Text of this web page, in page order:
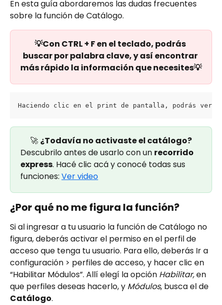
En esta guía abordaremos las dudas frecuentes
sobre la función de Catálogo.
💡Con CTRL + F en el teclado, podrás
buscar por palabra clave, y así encontrar
más rápido la información que necesites💡
Haciendo clic en el print de pantalla, podrás ver la
🚀 ¿Todavía no activaste el catálogo?
Descubrilo antes de usarlo con un recorrido
express. Hacé clic acá y conocé todas sus
funciones: Ver video
¿Por qué no me figura la función?
Si al ingresar a tu usuario la función de Catálogo no
figura, deberás activar el permiso en el perfil de
acceso que tenga tu usuario. Para ello, deberás Ir a
configuración > perfiles de acceso, y hacer clic en
“Habilitar Módulos”. Allí elegí la opción Habilitar, en
que perfiles deseas hacerlo, y Módulos, busca el de
Catálogo.